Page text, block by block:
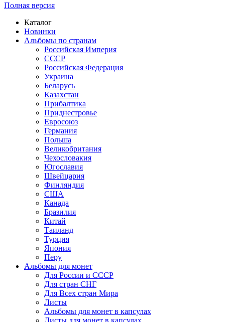
Полная версия
Каталог
Новинки
Альбомы по странам
Российская Империя
СССР
Российская Федерация
Украина
Беларусь
Казахстан
Прибалтика
Приднестровье
Евросоюз
Германия
Польша
Великобритания
Чехословакия
Югославия
Швейцария
Финляндия
США
Канада
Бразилия
Китай
Таиланд
Турция
Япония
Перу
Альбомы для монет
Для России и СССР
Для стран СНГ
Для Всех стран Мира
Листы
Альбомы для монет в капсулах
Листы для монет в капсулах